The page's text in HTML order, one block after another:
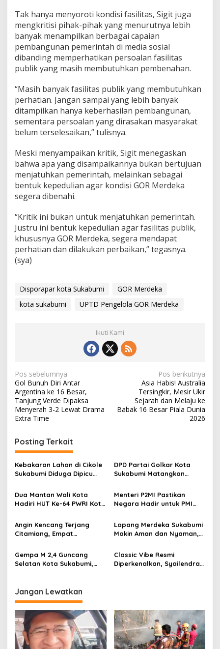
Tak hanya menyoroti kondisi fasilitas, Sigit juga
mengkritisi pihak-pihak yang menurutnya lebih
banyak menampilkan berbagai capaian
pembangunan pemerintah di media sosial
dibanding memperhatikan persoalan fasilitas
publik yang masih membutuhkan pembenahan.
“Masih banyak fasilitas publik yang membutuhkan
perhatian. Jangan sampai yang lebih banyak
ditampilkan hanya keberhasilan pembangunan,
sementara persoalan yang dirasakan masyarakat
belum terselesaikan,” tulisnya.
Meski menyampaikan kritik, Sigit menegaskan
bahwa apa yang disampaikannya bukan bertujuan
menjatuhkan pemerintah, melainkan sebagai
bentuk kepedulian agar kondisi GOR Merdeka
segera dibenahi.
“Kritik ini bukan untuk menjatuhkan pemerintah.
Justru ini bentuk kepedulian agar fasilitas publik,
khususnya GOR Merdeka, segera mendapat
perhatian dan dilakukan perbaikan,” tegasnya.
(sya)
Disporapar kota Sukabumi
GOR Merdeka
kota sukabumi
UPTD Pengelola GOR Merdeka
Ikuti Kami
N
a
v
i
a
s
i
o
Pos sebelumnya
Gol Bunuh Diri Antar
Argentina ke 16 Besar,
Tanjung Verde Dipaksa
Menyerah 3-2 Lewat Drama
Extra Time
Pos berikutnya
Asia Habis! Australia
Tersingkir, Mesir Ukir
Sejarah dan Melaju ke
Babak 16 Besar Piala Dunia
2026
Posting Terkait
Kebakaran Lahan di Cikole
Sukabumi Diduga Dipicu
Nyaris Merambat ke
Permukiman
DPD Partai Golkar Kota
Sukabumi Matangkan
Paling Lambat Agustus
Harus Selesai
Dua Mantan Wali Kota
Hadiri HUT Ke-64 PWRI Kota
Mengabdi Tak Berhenti
Saat Pensiun
Menteri P2MI Pastikan
Negara Hadir untuk PMI
Warga Sukabumi di Arab
Saudi Akan Dipulangkan
Angin Kencang Terjang
Citamiang, Empat
Kota Sukabumi Imbau
Warga Waspada Cuaca
Lapang Merdeka Sukabumi
Makin Aman dan Nyaman,
Apresiasi Warga
Gempa M 2,4 Guncang
Selatan Kota Sukabumi,
Classic Vibe Resmi
Diperkenalkan, Syailendra
Jangan Lewatkan